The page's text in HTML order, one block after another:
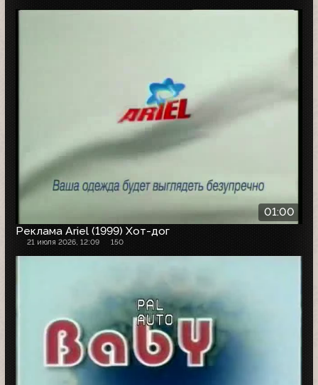
01:00
Реклама Ariel (1999) Хот-дог
21 июля 2026, 12:09 150